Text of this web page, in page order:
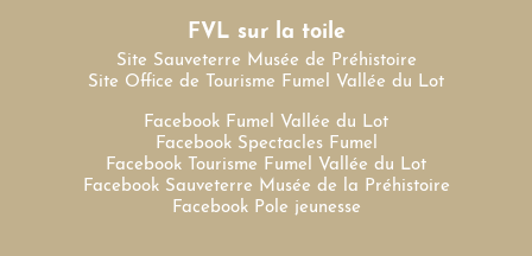
FVL sur la toile
Site Sauveterre Musée de Préhistoire
Site Office de Tourisme Fumel Vallée du Lot
Facebook Fumel Vallée du Lot
Facebook Spectacles Fumel
Facebook Tourisme Fumel Vallée du Lot
Facebook Sauveterre Musée de la Préhistoire
Facebook Pole jeunesse